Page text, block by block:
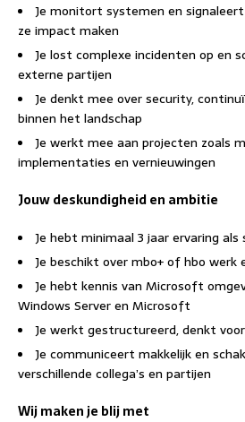
Je monitort systemen en
ze impact maken
Je lost complexe incidenten op en
externe partijen
Je denkt mee over security,
binnen het landschap
Je werkt mee aan projecten zoals
implementaties en vernieuwingen
Jouw deskundigheid en ambitie
Je hebt minimaal 3 jaar ervaring
Je beschikt over mbo+ of hbo werk
Je hebt kennis van Microsoft
Windows Server en Microsoft
Je werkt gestructureerd, denkt
Je communiceert makkelijk en
verschillende collega’s en partijen
Wij maken je blij met